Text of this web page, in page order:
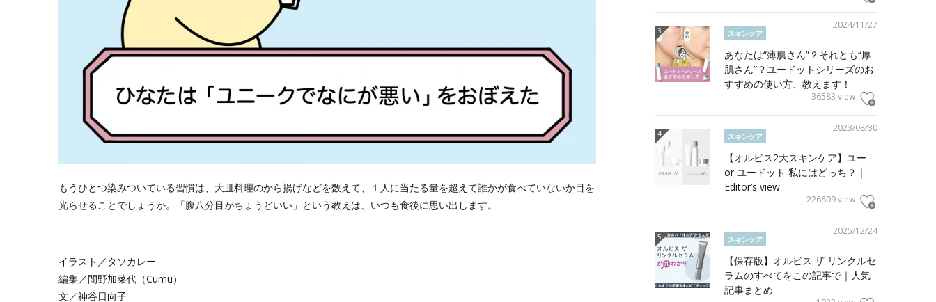
もうひとつ染みついている習慣は、大皿料理のから揚げなどを数えて、１人に当たる量を超えて誰かが食べていないか目を
光らせることでしょうか。「腹八分目がちょうどいい」という教えは、いつも食後に思い出します。
イラスト／タソカレー
編集／間野加菜代（Cumu）
文／神谷日向子
2024/11/27
スキンケア
あなたは“薄肌さん”？それとも“厚
肌さん”？ユードットシリーズのお
すすめの使い方、教えます！
36583 view
2023/08/30
スキンケア
【オルビス2大スキンケア】ユー
or ユードット 私にはどっち？｜
Editor’s view
226609 view
2025/12/24
スキンケア
【保存版】オルビス ザ リンクルセ
ラムのすべてをこの記事で｜人気
記事まとめ